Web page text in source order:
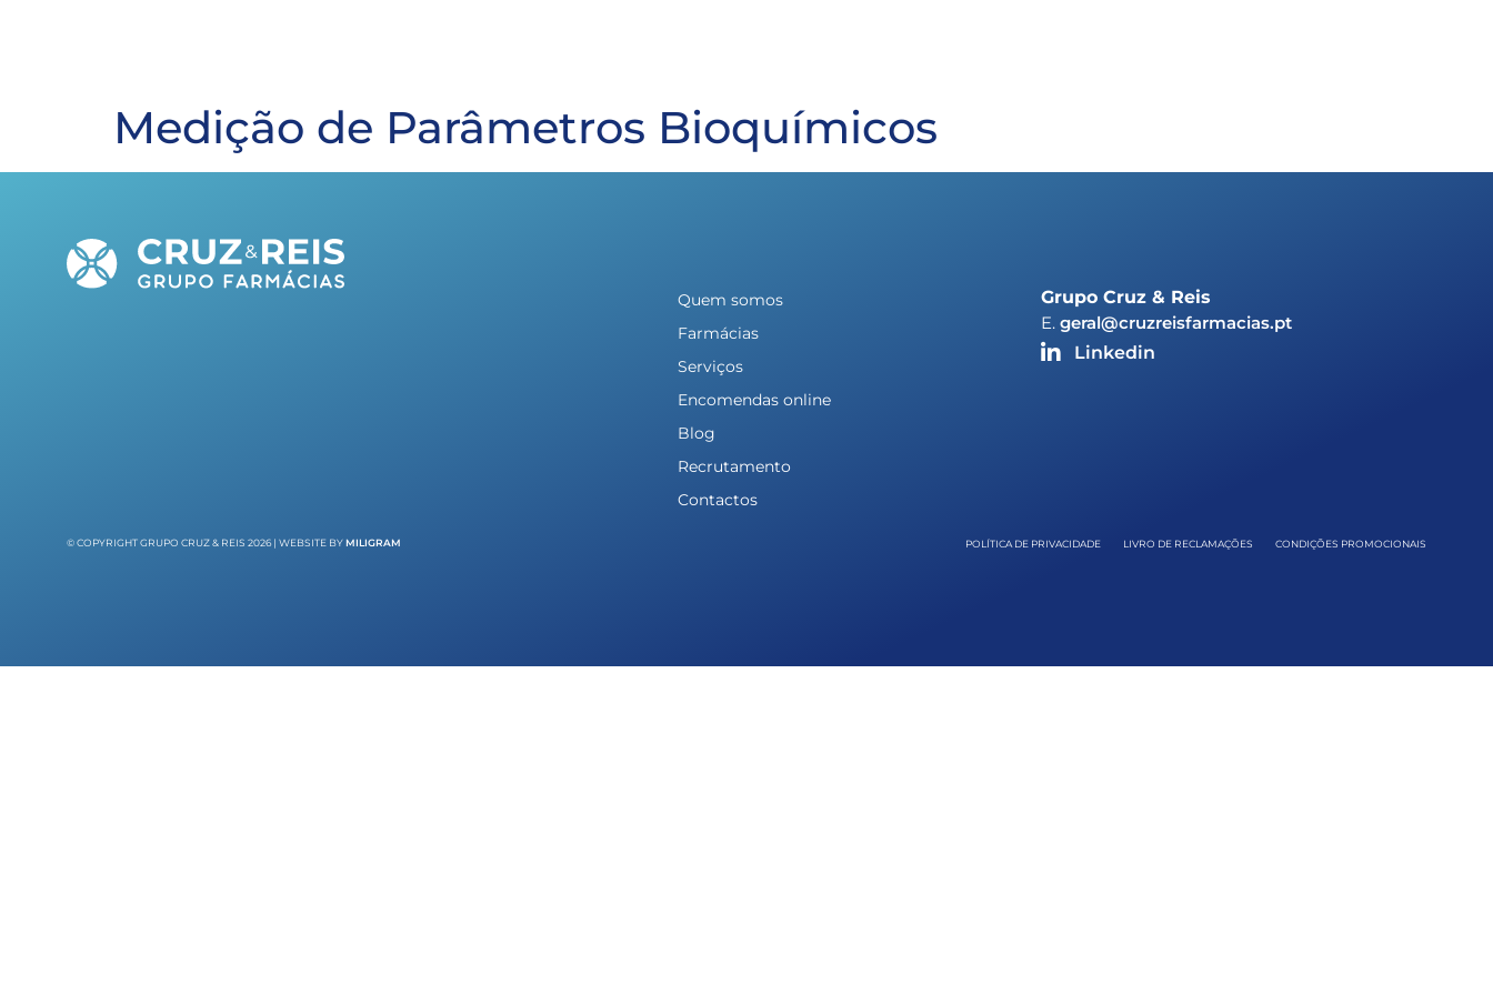
Medição de Parâmetros Bioquímicos
Quem somos
Farmácias
Serviços
Encomendas online
Blog
Recrutamento
Contactos
Grupo Cruz & Reis
E.geral@cruzreisfarmacias.pt
Linkedin
© COPYRIGHT GRUPO CRUZ & REIS 2026 | WEBSITE BYMILIGRAM POLÍTICA DE PRIVACIDADE LIVRO DE RECLAMAÇÕES CONDIÇÕES PROMOCIONAIS